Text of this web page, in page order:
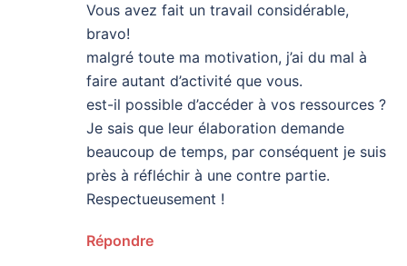
Vous avez fait un travail considérable,
bravo!
malgré toute ma motivation, j’ai du mal à
faire autant d’activité que vous.
est-il possible d’accéder à vos ressources ?
Je sais que leur élaboration demande
beaucoup de temps, par conséquent je suis
près à réfléchir à une contre partie.
Respectueusement !
Répondre